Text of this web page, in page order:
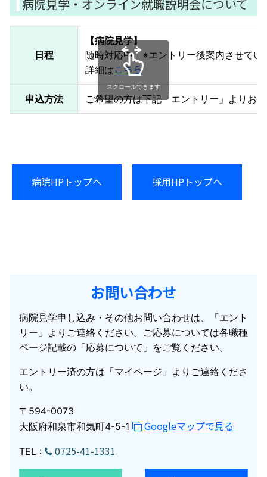
病院見学・オンライン就職説明会について
日程
【病院見学】
随時対応中 ※エントリー後案内させてい
詳細は こちら
申込方法 ご希望の方は下記「エントリー」よりお
スクロールできます
病院HPトップへ 採用HPトップへ
お問い合わせ
病院見学申し込み・その他お問い合わせは、「エント
リー」よりご連絡ください。ご応募については各職種
ページ記載の「応募について」をご覧ください。
エントリー済の方は「マイページ」よりご連絡くださ
い。
〒594-0073
大阪府和泉市和気町4-5-1
Googleマップで見る
TEL : 0725-41-1331